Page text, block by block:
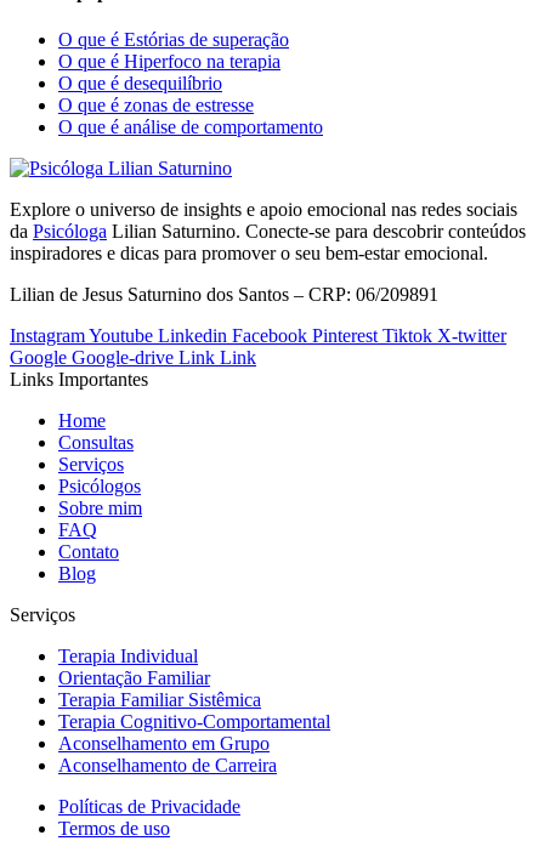
O que é Estórias de superação
O que é Hiperfoco na terapia
O que é desequilíbrio
O que é zonas de estresse
O que é análise de comportamento
Explore o universo de insights e apoio emocional nas redes sociais
da Psicóloga Lilian Saturnino. Conecte-se para descobrir conteúdos
inspiradores e dicas para promover o seu bem-estar emocional.
Lilian de Jesus Saturnino dos Santos – CRP: 06/209891
InstagramYoutube Linkedin Facebook Pinterest Tiktok X-twitter
Google Google-drive Link Link
Links Importantes
Home
Consultas
Serviços
Psicólogos
Sobre mim
FAQ
Contato
Blog
Serviços
Terapia Individual
Orientação Familiar
Terapia Familiar Sistêmica
Terapia Cognitivo-Comportamental
Aconselhamento em Grupo
Aconselhamento de Carreira
Políticas de Privacidade
Termos de uso